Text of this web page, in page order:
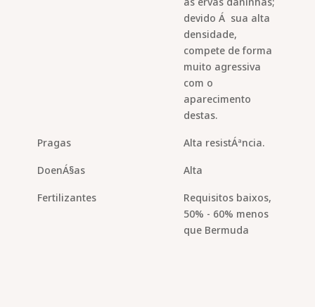
devido Á sua alta
densidade,
compete de forma
muito agressiva
com o
aparecimento
destas.
Pragas Alta resistÁªncia.
DoenÁ§as Alta
Fertilizantes
Requisitos baixos,
50% - 60% menos
que Bermuda